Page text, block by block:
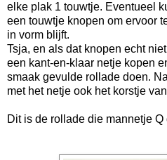
elke plak 1 touwtje. Eventueel
een touwtje knopen om ervoor
in vorm blijft.
Tsja, en als dat knopen echt
een kant-en-klaar netje kopen
smaak gevulde rollade doen.
met het netje ook het korstje
Dit is de rollade die mannetje Q